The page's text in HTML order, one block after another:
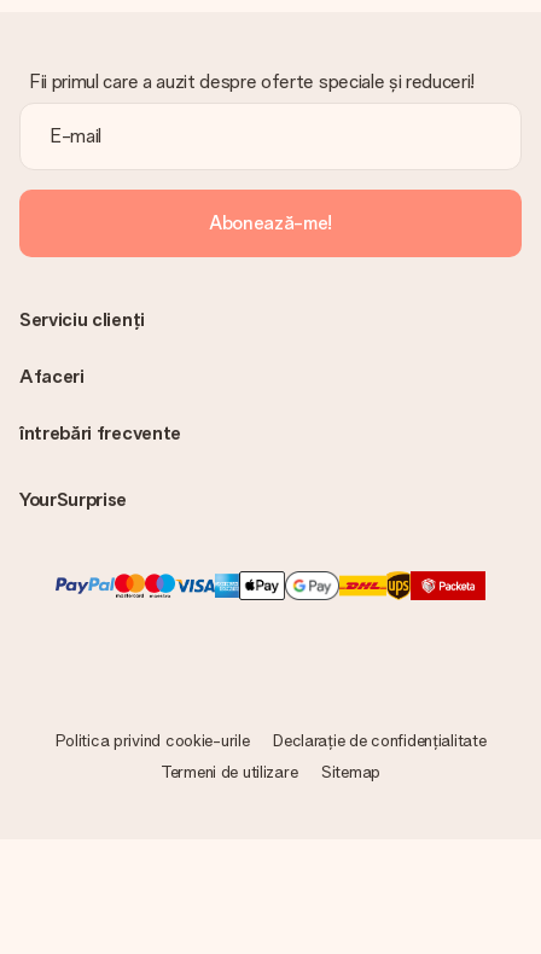
Fii primul care a auzit despre oferte speciale și reduceri!
Abonează-me!
întrebări frecvente
YourSurprise
Serviciu clienți
Afaceri
Politica privind cookie-urile
Declarație de confidențialitate
Termeni de utilizare
Sitemap